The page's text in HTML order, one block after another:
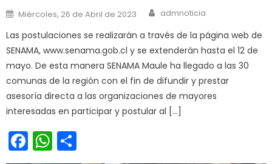
Posted on
Miércoles, 26 de Abril de 2023 Author
admnoticia
Las postulaciones se realizarán a través de la página web de
SENAMA, www.senama.gob.cl y se extenderán hasta el 12 de
mayo. De esta manera SENAMA Maule ha llegado a las 30
comunas de la región con el fin de difundir y prestar
asesoría directa a las organizaciones de mayores
interesadas en participar y postular al […]
Facebook
WhatsApp